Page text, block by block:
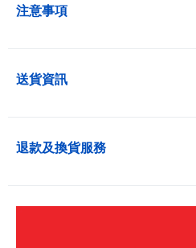
注意事項
送貨資訊
退款及換貨服務